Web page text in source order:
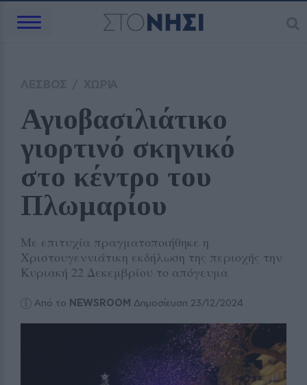
Αγιοβασιλιάτικο
γιορτινό σκηνικό
στο κέντρο του
Πλωμαρίου
Με επιτυχία πραγματοποιήθηκε η
Χριστουγεννιάτικη εκδήλωση της περιοχής την
Κυριακή 22 Δεκεμβρίου το απόγευμα
Από το NEWSROOM Δημοσίευση 23/12/2024